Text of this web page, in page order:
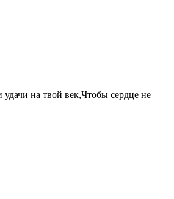
на твой век,Чтобы сердце не